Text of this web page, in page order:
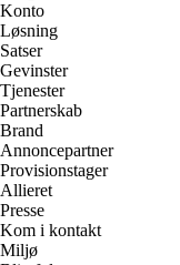
Konto
Løsning
Satser
Gevinster
Tjenester
Partnerskab
Brand
Annoncepartner
Provisionstager
Allieret
Presse
Kom i kontakt
Miljø